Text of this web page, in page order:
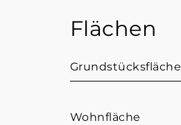
Flächen
Grundstücksfläche
Wohnfläche